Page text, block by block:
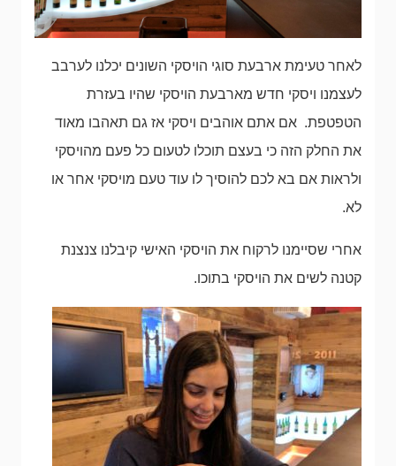
לאחר טעימת ארבעת סוגי הויסקי השונים יכלנו לערבב
לעצמנו ויסקי חדש מארבעת הויסקי שהיו בעזרת
הטפטפת. אם אתם אוהבים ויסקי אז גם תאהבו מאוד
את החלק הזה כי בעצם תוכלו לטעום כל פעם מהויסקי
ולראות אם בא לכם להוסיך לו עוד טעם מויסקי אחר או
לא.
אחרי שסיימנו לרקוח את הויסקי האישי קיבלנו צנצנת
קטנה לשים את הויסקי בתוכו.